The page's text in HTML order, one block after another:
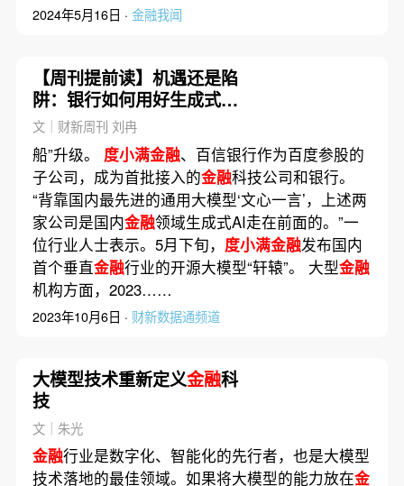
2024年5月16日 · 金融我闻
【周刊提前读】机遇还是陷
阱：银行如何用好生成式
AI？
文｜财新周刊 刘冉
船”升级。 度小满金融、百信银行作为百度参股的
子公司，成为首批接入的金融科技公司和银行。
“背靠国内最先进的通用大模型‘文心一言’，上述两
家公司是国内金融领域生成式AI走在前面的。”一
位行业人士表示。5月下旬， 度小满金融发布国内
首个垂直金融行业的开源大模型“轩辕”。 大型金融
机构方面，2023……
2023年10月6日 · 财新数据通频道
大模型技术重新定义金融科
技
文｜朱光
金融行业是数字化、智能化的先行者，也是大模型
技术落地的最佳领域。如果将大模型的能力放在金